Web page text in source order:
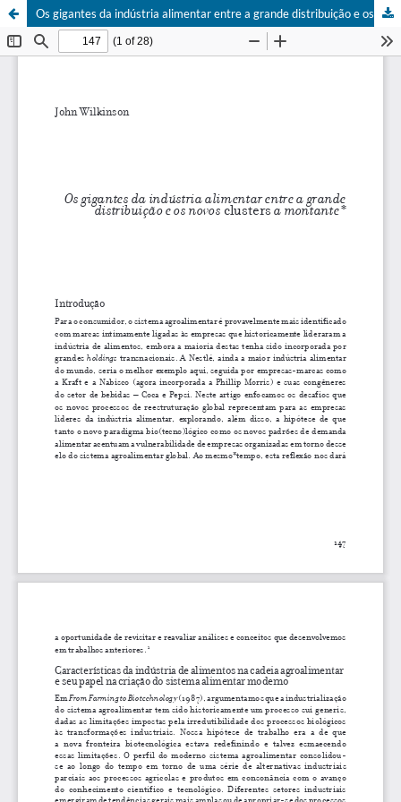
Os gigantes da indústria alimentar entre a grande distribuição e os novos clusters a montante